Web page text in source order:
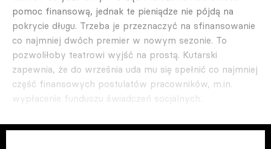
pomoc finansową, jednak te pieniądze nie pójdą na
pokrycie długu. Trzeba je przeznaczyć na sfinansowanie
co najmniej dwóch premier w nowym sezonie. To
pozwoliłoby teatrowi wyjść na prostą. Kutarski
zapewnia, że do września uda mu się spełnić co najmniej
część finansowych postulatów pracowników, m.in.
wypłacenie funduszu świadczeń socjalnych.